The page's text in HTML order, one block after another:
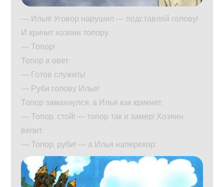
— Илья! Уговор нарушил — подставляй голову!
И кричит хозяин топору:
— Топор!
Топор в овет:
— Готов служить!
— Руби голову Илье!
Топор замахнулся, а Илья как крикнет:
— Топор, стой! — топор так и замер! Хозяин
велит:
— Топор, руби! — а Илья наперекор: